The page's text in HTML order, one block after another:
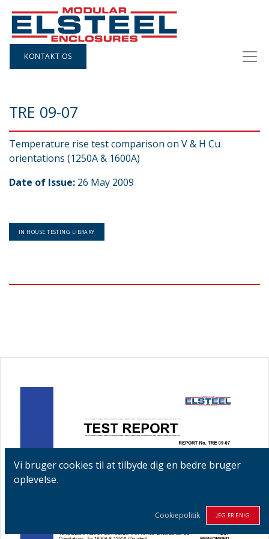
KONTAKT OS
TRE 09-07
Temperature rise test comparison on V & H Cu
orientations (1250A & 1600A)
Date of Issue: 26 May 2009
IN HOUSE TESTING LIBRARY
Vi bruger cookies til at tilbyde dig en bedre bruger
oplevelse.
Cookiepolitik JEG ER ENIG